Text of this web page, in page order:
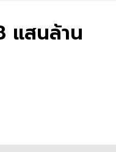
แสนล้าน